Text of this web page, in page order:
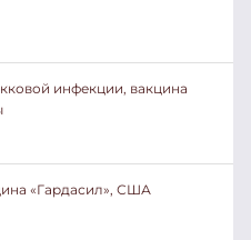
инфекции, вакцина
«Гардасил», США